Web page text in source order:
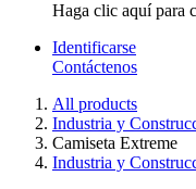
Haga clic aquí para
Identificarse
Contáctenos
All products
Industria y
Camiseta Extreme
Industria y